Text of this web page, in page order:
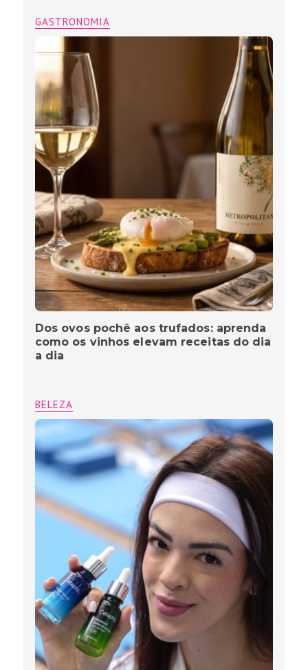
GASTRONOMIA
Dos ovos pochê aos trufados: aprenda
como os vinhos elevam receitas do dia
a dia
BELEZA